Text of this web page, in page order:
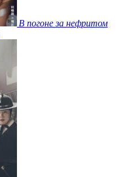
В погоне за нефритом